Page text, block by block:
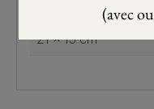
Dimensions
21 × 15 cm
(avec